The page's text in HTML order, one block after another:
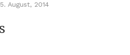
August, 2014